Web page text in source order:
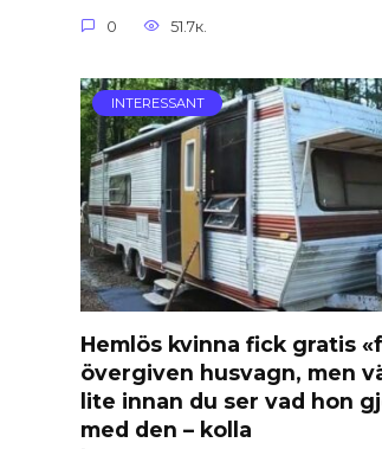
0 51.7к.
INTERESSANT
Hemlös kvinna fick gratis
övergiven husvagn, men
lite innan du ser vad hon
med den – kolla